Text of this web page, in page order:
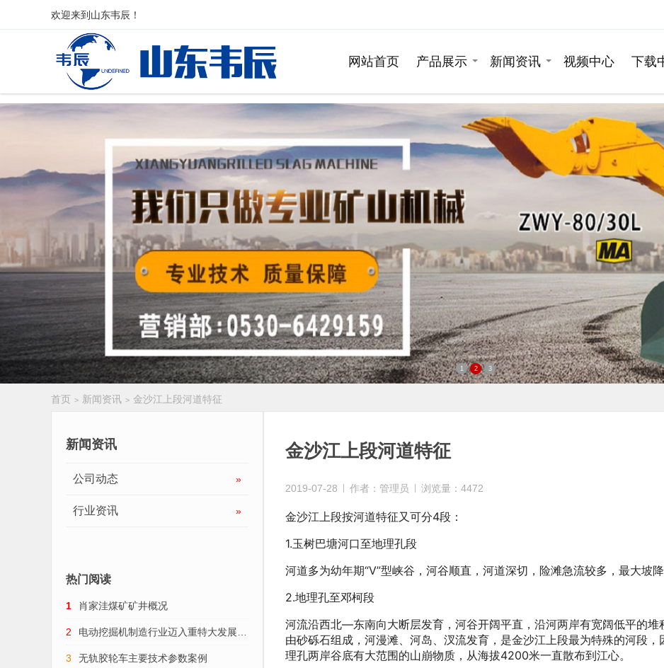
欢迎来到 山东韦辰 ！
网站首页 产品展示 新闻资讯 视频中心 下载
1 2 3
首页 > 新闻资讯 > 金沙江上段河道特征
金沙江上段河道特征
2019-07-28 作者：管理员 浏览量：4472
金沙江上段按河道特征又可分4段：
1.玉树巴塘河口至地理孔段
河道多为幼年期“V”型峡谷，河谷顺直，河道深切，险滩急流较多，最大
2.地理孔至邓柯段
河流沿西北—东南向大断层发育，河谷开阔平直，沿河两岸有宽阔低平的
由砂砾石组成，河漫滩、河岛、汊流发育，是金沙江上段最为特殊的河段
理孔两岸谷底有大范围的山崩物质，从海拔4200米一直散布到江心。
新闻资讯
公司动态 »
行业资讯 »
热门阅读
1 肖家洼煤矿矿井概况
2 电动挖掘机制造行业迈入重特大发展趋
势
3 无轨胶轮车主要技术参数案例